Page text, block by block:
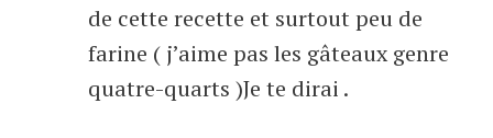
de cette recette et surtout peu de
farine ( j’aime pas les gâteaux genre
quatre-quarts )Je te dirai .